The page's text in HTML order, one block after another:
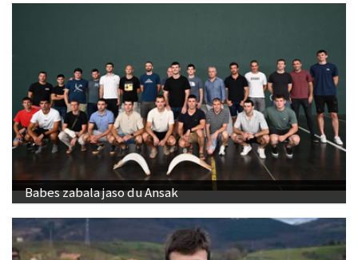
Babes zabala jaso du Ansak